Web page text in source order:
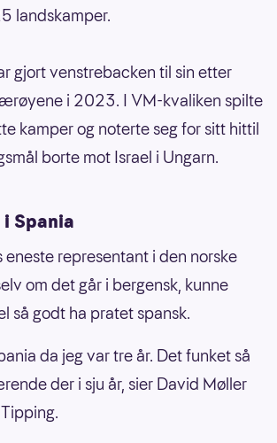
landskamper.
gjort venstrebacken til sin etter
i 2023. I VM-kvaliken spilte
kamper og noterte seg for sitt hittil
borte mot Israel i Ungarn.
Spania
eneste representant i den norske
om det går i bergensk, kunne
så godt ha pratet spansk.
da jeg var tre år. Det funket så
der i sju år, sier David Møller